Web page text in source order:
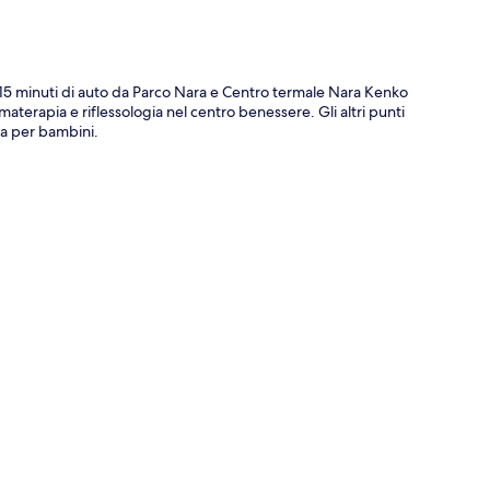
minuti di auto da Parco Nara e Centro termale Nara Kenko
e riflessologia nel centro benessere. Gli altri punti
per bambini.